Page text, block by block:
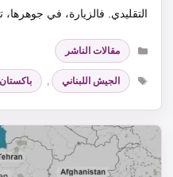
التقليدي. فالزيارة، في
التصنيفات
مقالات الناشر
الوسوم
الجيش اللبناني , باكستان